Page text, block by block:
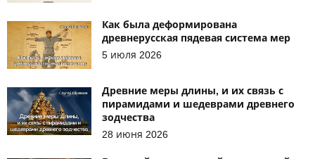
Как была деформирована
древнерусская пядевая система мер
5 июля 2026
Древние меры длины, и их связь с
пирамидами и шедеврами древнего
зодчества
28 июня 2026